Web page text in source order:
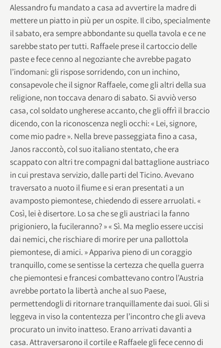
Alessandro fu mandato a casa ad avvertire la madre di
mettere un piatto in più per un ospite. Il cibo, specialmente
il sabato, era sempre abbondante su quella tavola e ce ne
sarebbe stato per tutti. Raffaele prese il cartoccio delle
paste e fece cenno al negoziante che avrebbe pagato
l’indomani: gli rispose sorridendo, con un inchino,
consapevole che il signor Raffaele, come gli altri della sua
religione, non toccava denaro di sabato. Si avviò verso
casa, col soldato ungherese accanto, che gli offrì il braccio
dicendo, con la riconoscenza negli occhi: « Lei, signore,
come mio padre ». Nella breve passeggiata fino a casa,
Janos raccontò, col suo italiano stentato, che era
scappato con altri tre compagni dal battaglione austriaco
in cui prestava servizio, dalle parti del Ticino. Avevano
traversato a nuoto il fiume e si eran presentati a un
avamposto piemontese, chiedendo di essere arruolati. «
Così, lei è disertore. Lo sa che se gli austriaci la fanno
prigioniero, la fucileranno? » « Sì. Ma meglio essere uccisi
dai nemici, che rischiare di morire per una pallottola
piemontese, di amici. » Appariva pieno di un coraggio
tranquillo, come se sentisse la certezza che quella guerra
che piemontesi e francesi combattevano contro l’Austria
avrebbe portato la libertà anche al suo Paese,
permettendogli di ritornare tranquillamente dai suoi. Gli si
leggeva in viso la contentezza per l’incontro che gli aveva
procurato un invito inatteso. Erano arrivati davanti a
casa. Attraversarono il cortile e Raffaele gli fece cenno di